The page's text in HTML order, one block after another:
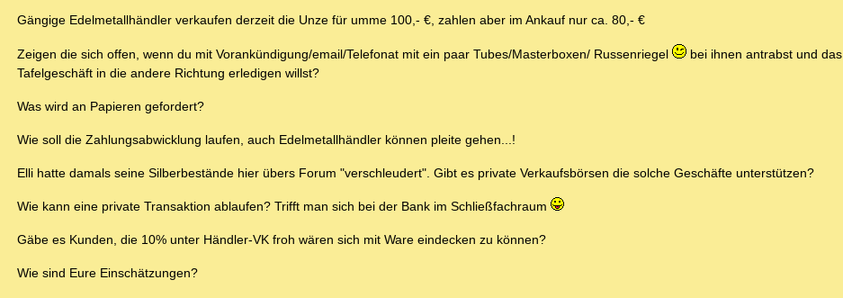
Gängige Edelmetallhändler verkaufen derzeit die Unze für umme 100,- €, zahlen aber im Ankauf nur ca. 80,- €
Zeigen die sich offen, wenn du mit Vorankündigung/email/Telefonat mit ein paar Tubes/Masterboxen/ Russenriegel
bei ihnen antrabst und das
Tafelgeschäft in die andere Richtung erledigen willst?
Was wird an Papieren gefordert?
Wie soll die Zahlungsabwicklung laufen, auch Edelmetallhändler können pleite gehen...!
Elli hatte damals seine Silberbestände hier übers Forum "verschleudert". Gibt es private Verkaufsbörsen die solche Geschäfte unterstützen?
Wie kann eine private Transaktion ablaufen? Trifft man sich bei der Bank im Schließfachraum
Gäbe es Kunden, die 10% unter Händler-VK froh wären sich mit Ware eindecken zu können?
Wie sind Eure Einschätzungen?